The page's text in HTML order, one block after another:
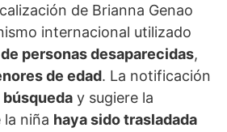
de Brianna Genao
internacional utilizado
personas desaparecidas,
de edad. La notificación
búsqueda y sugiere la
la niña haya sido trasladada